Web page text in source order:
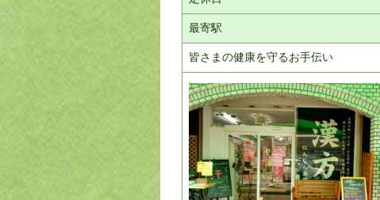
最寄駅
皆さまの健康を守るお手伝い